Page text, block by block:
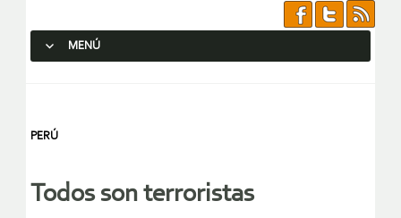
MENÚ
PERÚ
Todos son terroristas